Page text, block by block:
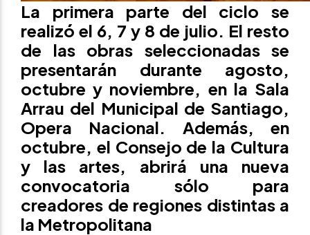
La primera parte del ciclo se
realizó el 6, 7 y 8 de julio. El resto
de las obras seleccionadas se
presentarán durante agosto,
octubre y noviembre, en la Sala
Arrau del Municipal de Santiago,
Opera Nacional. Además, en
octubre, el Consejo de la Cultura
y las artes, abrirá una nueva
convocatoria sólo para
creadores de regiones distintas a
la Metropolitana